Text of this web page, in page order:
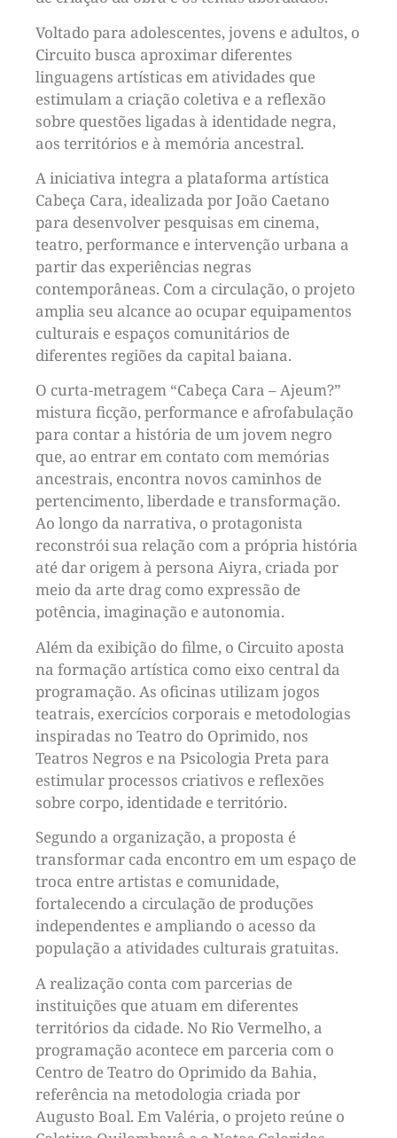
Voltado para adolescentes, jovens e adultos, o
Circuito busca aproximar diferentes
linguagens artísticas em atividades que
estimulam a criação coletiva e a reflexão
sobre questões ligadas à identidade negra,
aos territórios e à memória ancestral.
A iniciativa integra a plataforma artística
Cabeça Cara, idealizada por João Caetano
para desenvolver pesquisas em cinema,
teatro, performance e intervenção urbana a
partir das experiências negras
contemporâneas. Com a circulação, o projeto
amplia seu alcance ao ocupar equipamentos
culturais e espaços comunitários de
diferentes regiões da capital baiana.
O curta-metragem “Cabeça Cara – Ajeum?”
mistura ficção, performance e afrofabulação
para contar a história de um jovem negro
que, ao entrar em contato com memórias
ancestrais, encontra novos caminhos de
pertencimento, liberdade e transformação.
Ao longo da narrativa, o protagonista
reconstrói sua relação com a própria história
até dar origem à persona Aiyra, criada por
meio da arte drag como expressão de
potência, imaginação e autonomia.
Além da exibição do filme, o Circuito aposta
na formação artística como eixo central da
programação. As oficinas utilizam jogos
teatrais, exercícios corporais e metodologias
inspiradas no Teatro do Oprimido, nos
Teatros Negros e na Psicologia Preta para
estimular processos criativos e reflexões
sobre corpo, identidade e território.
Segundo a organização, a proposta é
transformar cada encontro em um espaço de
troca entre artistas e comunidade,
fortalecendo a circulação de produções
independentes e ampliando o acesso da
população a atividades culturais gratuitas.
A realização conta com parcerias de
instituições que atuam em diferentes
territórios da cidade. No Rio Vermelho, a
programação acontece em parceria com o
Centro de Teatro do Oprimido da Bahia,
referência na metodologia criada por
Augusto Boal. Em Valéria, o projeto reúne o